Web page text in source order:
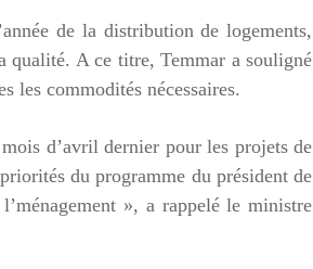
de la distribution de logements,
qualité. A ce titre, Temmar a souligné
les commodités nécessaires.
d’avril dernier pour les projets de
du programme du président de
», a rappelé le ministre